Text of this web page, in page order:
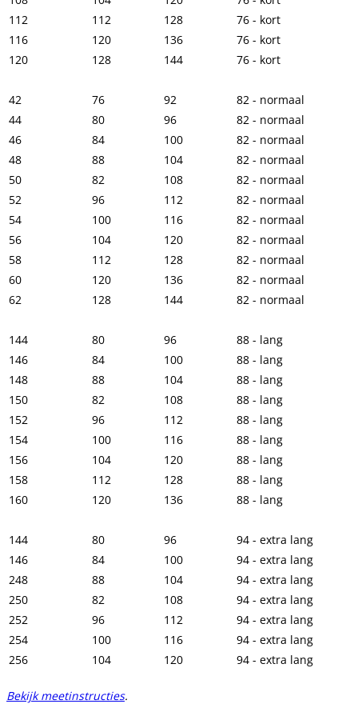
112
112 128
76 - kort
116
120 136
76 - kort
120
128 144 76 - kort
42 76 92
82 - normaal
44
80 96
82 - normaal
46
84 100
82 - normaal
48
88 104
82 - normaal
50
82 108
82 - normaal
52
96 112
82 - normaal
54
100 116
82 - normaal
56
104 120
82 - normaal
58
112 128
82 - normaal
60
120 136
82 - normaal
62
128 144 82 - normaal
144 80 96
88 - lang
146
84 100
88 - lang
148
88 104
88 - lang
150
82 108
88 - lang
152
96 112
88 - lang
154
100 116
88 - lang
156
104 120
88 - lang
158
112 128
88 - lang
160
120 136 88 - lang
144 80 96
94 - extra lang
146
84 100
94 - extra lang
248
88 104
94 - extra lang
250
82 108
94 - extra lang
252
96 112
94 - extra lang
254
100 116
94 - extra lang
256
104 120 94 - extra lang
Bekijk meetinstructies.